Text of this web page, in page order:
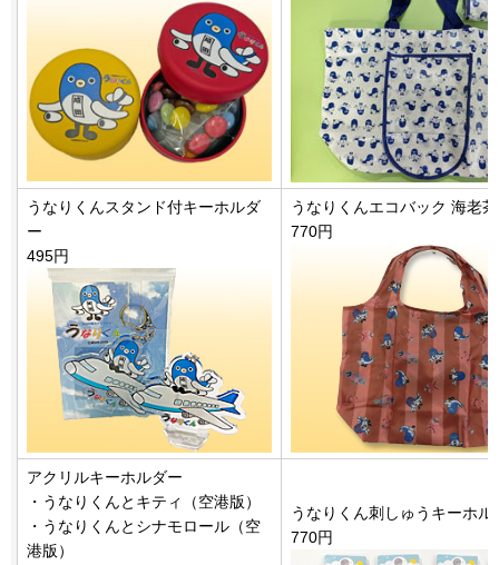
うなりくんスタンド付キーホルダ
ー
495円
うなりくんエコバック 海老
770円
アクリルキーホルダー
・うなりくんとキティ（空港版）
・うなりくんとシナモロール（空
港版）
うなりくん刺しゅうキーホ
770円